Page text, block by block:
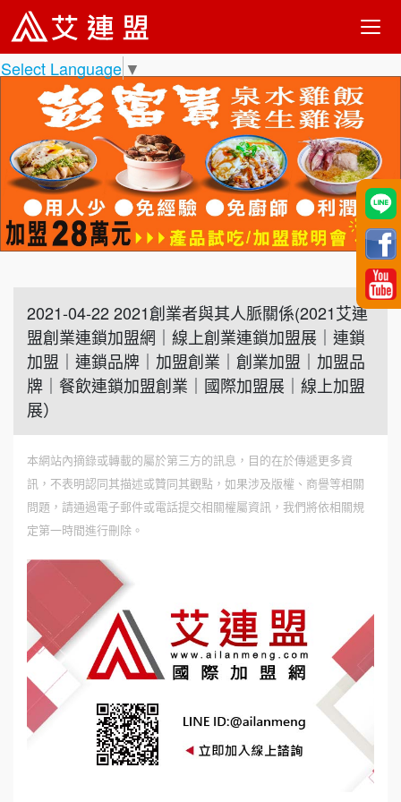
Select Language ▼
2021-04-22 2021創業者與其人脈關係(2021艾連
盟創業連鎖加盟網｜線上創業連鎖加盟展｜連鎖
加盟｜連鎖品牌｜加盟創業｜創業加盟｜加盟品
牌｜餐飲連鎖加盟創業｜國際加盟展｜線上加盟
展）
本網站內摘錄或轉載的屬於第三方的訊息，目的在於傳遞更多資
訊，不表明認同其描述或贊同其觀點，如果涉及版權、商譽等相關
問題，請通過電子郵件或電話提交相關權屬資訊，我們將依相關規
定第一時間進行刪除。